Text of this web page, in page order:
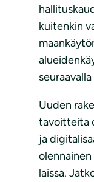
kuitenkin
Uuden
tavoitteita
ja
laissa.